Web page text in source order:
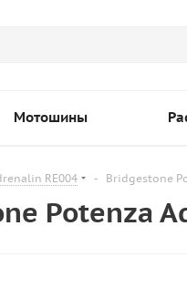
Мотошины
RE004 - Bridgestone
Potenza